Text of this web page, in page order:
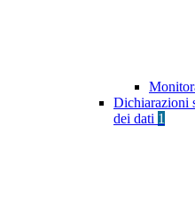
Dichiarazioni
dei dati 1